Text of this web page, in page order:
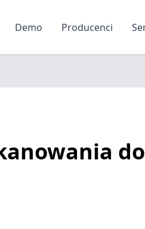
Demo Producenci
do